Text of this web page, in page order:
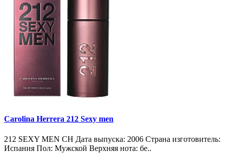
Carolina Herrera 212 Sexy men
212 SEXY MEN CH Дата выпуска: 2006 Страна изготовитель:
Испания Пол: Мужской Верхняя нота: бе..